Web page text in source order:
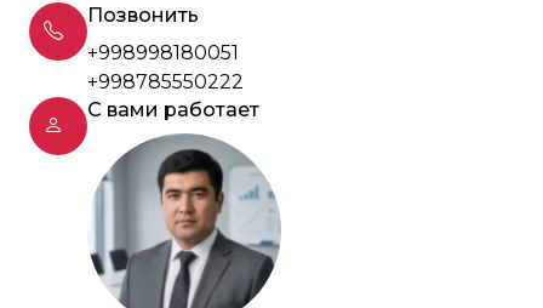
Позвонить
+998998180051
+998785550222
С вами работает